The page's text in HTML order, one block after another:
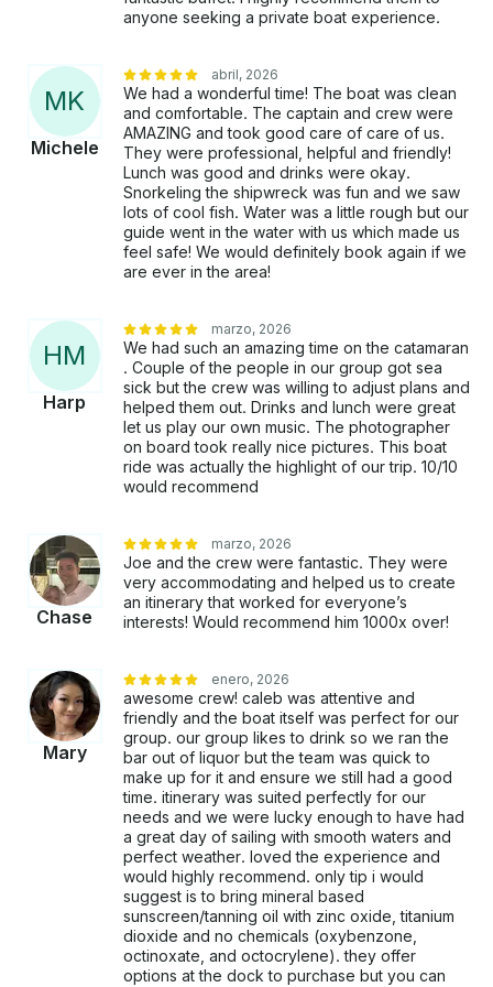
anyone seeking a private boat experience.
MK
Michele
abril, 2026
We had a wonderful time! The boat was clean
and comfortable. The captain and crew were
AMAZING and took good care of care of us.
They were professional, helpful and friendly!
Lunch was good and drinks were okay.
Snorkeling the shipwreck was fun and we saw
lots of cool fish. Water was a little rough but our
guide went in the water with us which made us
feel safe! We would definitely book again if we
are ever in the area!
HM
Harp
marzo, 2026
We had such an amazing time on the catamaran
. Couple of the people in our group got sea
sick but the crew was willing to adjust plans and
helped them out. Drinks and lunch were great
let us play our own music. The photographer
on board took really nice pictures. This boat
ride was actually the highlight of our trip. 10/10
would recommend
Chase
marzo, 2026
Joe and the crew were fantastic. They were
very accommodating and helped us to create
an itinerary that worked for everyone’s
interests! Would recommend him 1000x over!
Mary
enero, 2026
awesome crew! caleb was attentive and
friendly and the boat itself was perfect for our
group. our group likes to drink so we ran the
bar out of liquor but the team was quick to
make up for it and ensure we still had a good
time. itinerary was suited perfectly for our
needs and we were lucky enough to have had
a great day of sailing with smooth waters and
perfect weather. loved the experience and
would highly recommend. only tip i would
suggest is to bring mineral based
sunscreen/tanning oil with zinc oxide, titanium
dioxide and no chemicals (oxybenzone,
octinoxate, and octocrylene). they offer
options at the dock to purchase but you can